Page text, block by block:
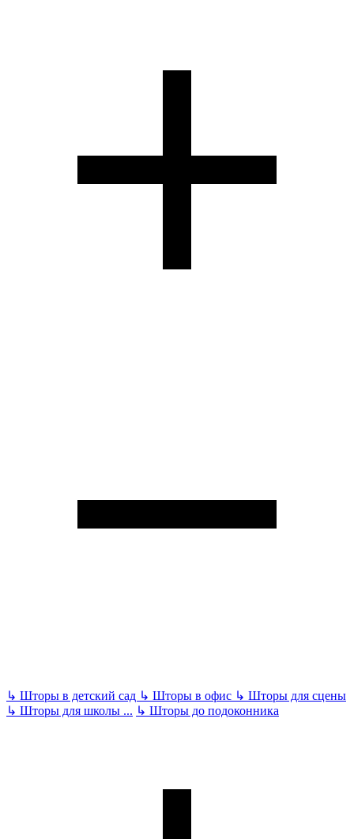
↳ Шторы в детский сад ↳ Шторы в офис ↳ Шторы для сцены
↳ Шторы для школы ... ↳ Шторы до подоконника